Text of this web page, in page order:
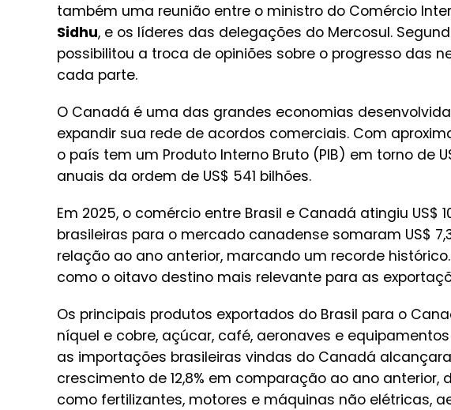
também uma reunião entre o ministro do Comércio
Sidhu, e os líderes das delegações do Mercosul.
possibilitou a troca de opiniões sobre o progresso das
cada parte.
O Canadá é uma das grandes economias
expandir sua rede de acordos comerciais. Com
o país tem um Produto Interno Bruto (PIB) em torno de
anuais da ordem de US$ 541 bilhões.
Em 2025, o comércio entre Brasil e Canadá atingiu US$
brasileiras para o mercado canadense somaram US$
relação ao ano anterior, marcando um recorde
como o oitavo destino mais relevante para as
Os principais produtos exportados do Brasil para o
níquel e cobre, açúcar, café, aeronaves e
as importações brasileiras vindas do Canadá
crescimento de 12,8% em comparação ao ano
como fertilizantes, motores e máquinas não elétricas,